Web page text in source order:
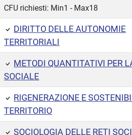
CFU richiesti: Min1 - Max18
DIRITTO DELLE AUTONOMIE
TERRITORIALI
METODI QUANTITATIVI PER
SOCIALE
RIGENERAZIONE E
TERRITORIO
SOCIOLOGIA DELLE RETI